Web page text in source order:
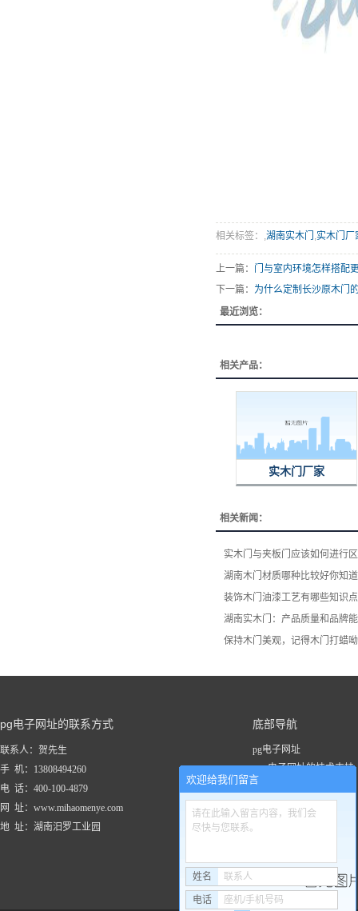
相关标签：,湖南实木门 ,实木门厂
上一篇： 门与室内环境怎样搭配
下一篇： 为什么定制长沙原木门
最近浏览：
相关产品：
实木门厂家
相关新闻：
实木门与夹板门应该如何进行
湖南木门材质哪种比较好你知
装饰木门油漆工艺有哪些知识
湖南实木门：产品质量和品牌
保持木门美观，记得木门打蜡呦
pg电子网址的联系方式
联系人：贺先生
手 机：13808494260
电 话：400-100-4879
网 址：www.mihaomenye.com
地 址：湖南汨罗工业园
底部导航
pg电子网址
pg电子网址的技术支持
关于pg电子网址
工程案例
欢迎给我们留言
请在此输入留言内容，我们会
尽快与您联系。
姓名 联系人
电话 座机/手机号码